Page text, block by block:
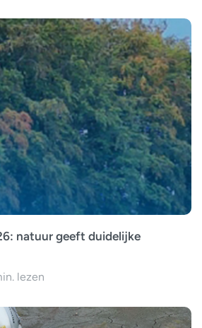
natuur geeft duidelijke
lezen